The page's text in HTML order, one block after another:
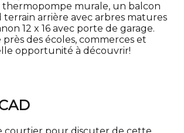
thermopompe murale, un balcon
arrière avec arbres matures
12 x 16 avec porte de garage.
des écoles, commerces et
opportunité à découvrir!